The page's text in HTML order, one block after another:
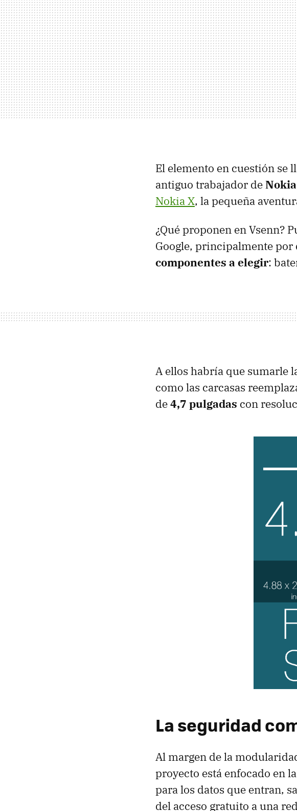
El elemento en cuestión se
antiguo trabajador deNokia
Nokia X, la pequeña
¿Qué proponen en Vsenn?
Google, principalmente
componentes a elegir:
A ellos habría que sumarle
como las carcasas
de4,7 pulgadas con
La seguridad
Al margen de la
proyecto está enfocado en la
para los datos que entran,
del acceso gratuito a una